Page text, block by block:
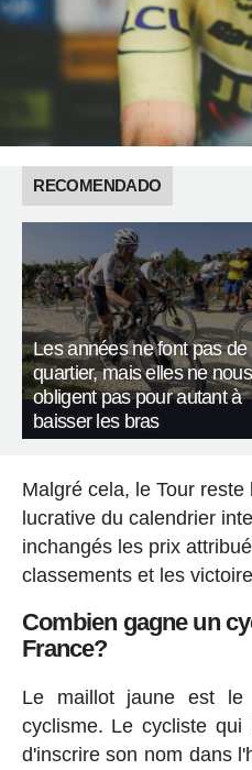
RECOMENDADO
Les années ne font pas de
quartier, mais elles ne nous
obligent pas pour autant à
baisser les bras
Malgré cela, le Tour
lucrative du calendrier
inchangés les prix
classements et les
Combien gagne un
France?
Le maillot jaune est le
cyclisme. Le cycliste
d'inscrire son nom dans